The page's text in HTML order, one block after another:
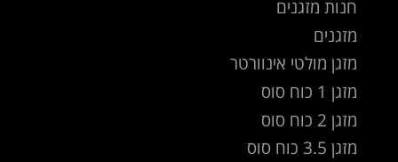
חנות מזגנים
מזגנים
מזגן מולטי אינוורטר
מזגן 1 כוח סוס
מזגן 2 כוח סוס
מזגן 3.5 כוח סוס